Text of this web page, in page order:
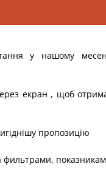
у нашому
екран , щоб
пропозицію